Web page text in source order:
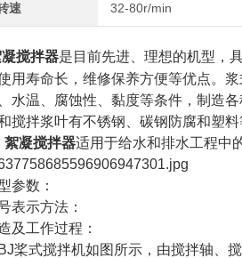
速 32-80r/min
搅拌器是目前先进、理想的机型，
用寿命长，维修保养方便等优点。
水温、腐蚀性、黏度等条件，制造
搅拌浆叶有不锈钢、碳钢防腐和塑料
絮凝搅拌器适用于给水和排水工程中
参数：
表示方法：
及工作过程：
桨式搅拌机如图所示，由搅拌轴、搅